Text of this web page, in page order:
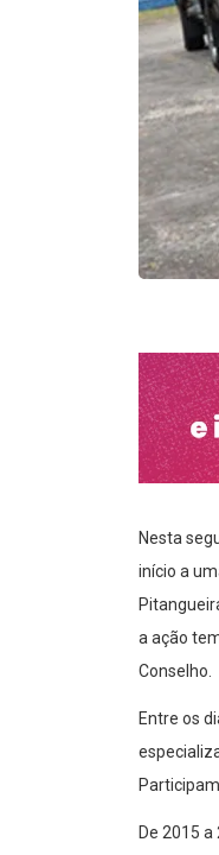
Nesta
início a
a ação
Conselho.
Entre os
De 2015